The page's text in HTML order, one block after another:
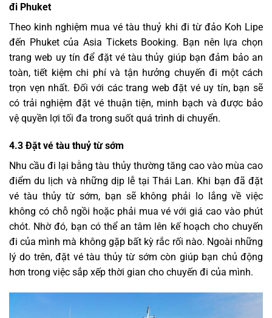
đi Phuket
Theo kinh nghiệm mua vé tàu thuỷ khi đi từ đảo Koh Lipe
đến Phuket của Asia Tickets Booking. Bạn nên lựa chọn
trang web uy tín để đặt vé tàu thủy giúp bạn đảm bảo an
toàn, tiết kiệm chi phí và tận hưởng chuyến đi một cách
trọn vẹn nhất. Đối với các trang web đặt vé uy tín, bạn sẽ
có trải nghiệm đặt vé thuận tiện, minh bạch và được bảo
vệ quyền lợi tối đa trong suốt quá trình di chuyển.
4.3 Đặt vé tàu thuỷ từ sớm
Nhu cầu đi lại bằng tàu thủy thường tăng cao vào mùa cao
điểm du lịch và những dịp lễ tại Thái Lan. Khi bạn đã đặt
vé tàu thủy từ sớm, bạn sẽ không phải lo lắng về việc
không có chỗ ngồi hoặc phải mua vé với giá cao vào phút
chót. Nhờ đó, bạn có thể an tâm lên kế hoạch cho chuyến
đi của mình mà không gặp bất kỳ rắc rối nào. Ngoài những
lý do trên, đặt vé tàu thủy từ sớm còn giúp bạn chủ động
hơn trong việc sắp xếp thời gian cho chuyến đi của mình.